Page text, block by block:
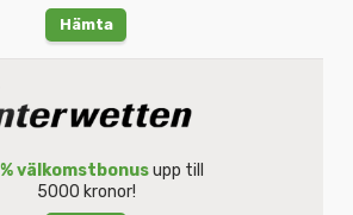
Hämta
välkomstbonusupp till
5000 kronor!